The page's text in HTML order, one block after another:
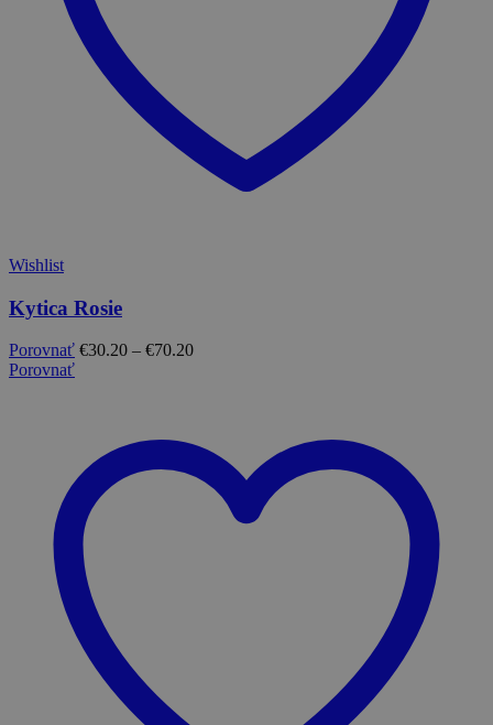
Wishlist
Kytica Rosie
Porovnať €30.20 – €70.20
Porovnať